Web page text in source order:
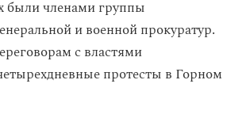
были членами группы
и военной прокуратур.
с властями
протесты в Горном